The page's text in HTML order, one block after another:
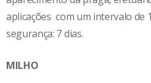
aplicações com um intervalo de
segurança: 7 dias.
MILHO